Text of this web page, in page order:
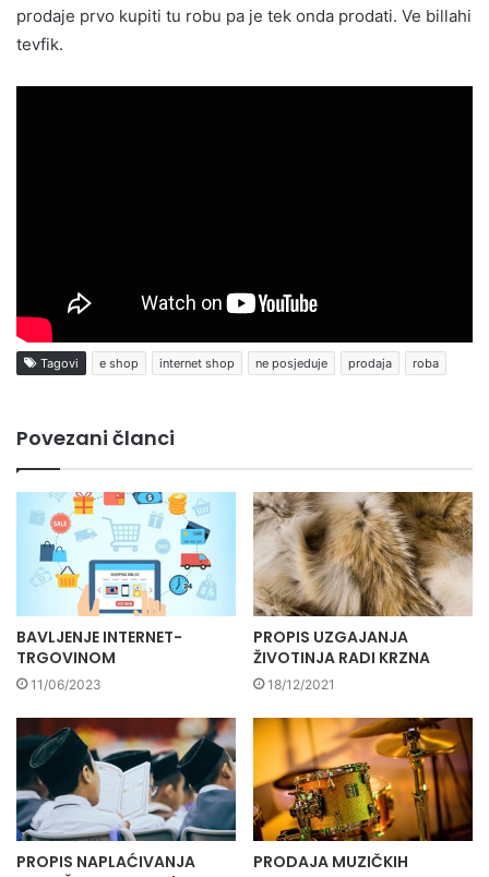
prodaje prvo kupiti tu robu pa je tek onda prodati. Ve billahi
tevfik.
Tagovi e shop internet shop ne posjeduje prodaja roba
Povezani članci
BAVLJENJE INTERNET-
TRGOVINOM
11/06/2023
PROPIS UZGAJANJA
ŽIVOTINJA RADI KRZNA
18/12/2021
PROPIS NAPLAĆIVANJA
PRODAJA MUZIČKIH